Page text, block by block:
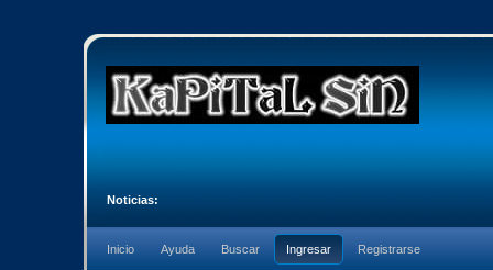
Noticias:
Inicio Ayuda Buscar Ingresar Registrarse